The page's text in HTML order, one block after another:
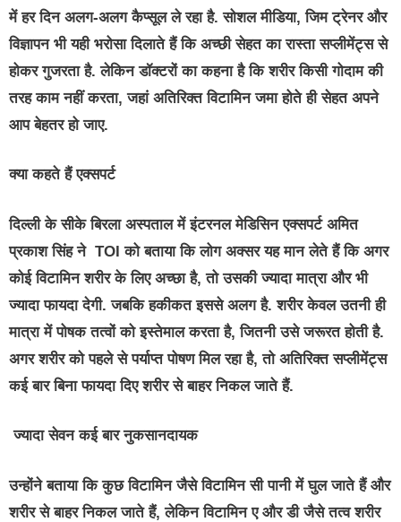
में हर दिन अलग-अलग कैप्सूल ले रहा है. सोशल मीडिया, जिम ट्रेनर और
विज्ञापन भी यही भरोसा दिलाते हैं कि अच्छी सेहत का रास्ता सप्लीमेंट्स से
होकर गुजरता है. लेकिन डॉक्टरों का कहना है कि शरीर किसी गोदाम की
तरह काम नहीं करता, जहां अतिरिक्त विटामिन जमा होते ही सेहत अपने
आप बेहतर हो जाए.
क्या कहते हैं एक्सपर्ट
दिल्ली के सीके बिरला अस्पताल में इंटरनल मेडिसिन एक्सपर्ट अमित
प्रकाश सिंह ने TOI को बताया कि लोग अक्सर यह मान लेते हैं कि अगर
कोई विटामिन शरीर के लिए अच्छा है, तो उसकी ज्यादा मात्रा और भी
ज्यादा फायदा देगी. जबकि हकीकत इससे अलग है. शरीर केवल उतनी ही
मात्रा में पोषक तत्वों को इस्तेमाल करता है, जितनी उसे जरूरत होती है.
अगर शरीर को पहले से पर्याप्त पोषण मिल रहा है, तो अतिरिक्त सप्लीमेंट्स
कई बार बिना फायदा दिए शरीर से बाहर निकल जाते हैं.
ज्यादा सेवन कई बार नुकसानदायक
उन्होंने बताया कि कुछ विटामिन जैसे विटामिन सी पानी में घुल जाते हैं और
शरीर से बाहर निकल जाते हैं, लेकिन विटामिन ए और डी जैसे तत्व शरीर